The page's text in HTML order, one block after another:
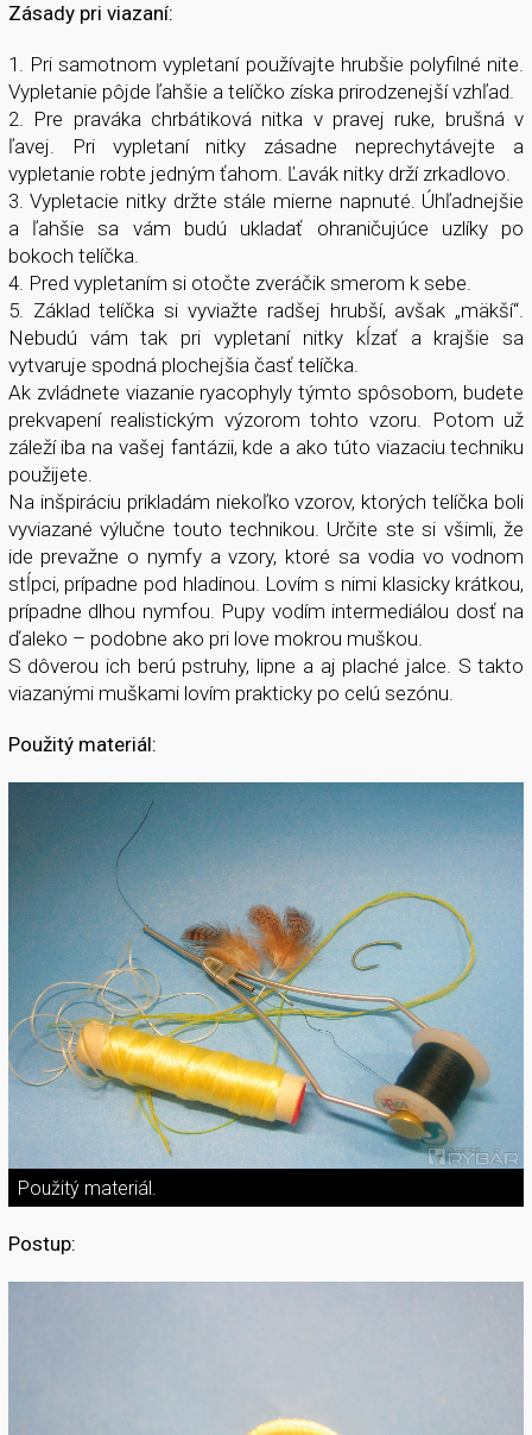
Zásady pri viazaní:
1. Pri samotnom vypletaní používajte hrubšie polyfilné nite.
Vypletanie pôjde ľahšie a telíčko získa prirodzenejší vzhľad.
2. Pre praváka chrbátiková nitka v pravej ruke, brušná v
ľavej. Pri vypletaní nitky zásadne neprechytávejte a
vypletanie robte jedným ťahom. Ľavák nitky drží zrkadlovo.
3. Vypletacie nitky držte stále mierne napnuté. Úhľadnejšie
a ľahšie sa vám budú ukladať ohraničujúce uzlíky po
bokoch telíčka.
4. Pred vypletaním si otočte zveráčik smerom k sebe.
5. Základ telíčka si vyviažte radšej hrubší, avšak „mäkší“.
Nebudú vám tak pri vypletaní nitky kĺzať a krajšie sa
vytvaruje spodná plochejšia časť telíčka.
Ak zvládnete viazanie ryacophyly týmto spôsobom, budete
prekvapení realistickým výzorom tohto vzoru. Potom už
záleží iba na vašej fantázii, kde a ako túto viazaciu techniku
použijete.
Na inšpiráciu prikladám niekoľko vzorov, ktorých telíčka boli
vyviazané výlučne touto technikou. Určite ste si všimli, že
ide prevažne o nymfy a vzory, ktoré sa vodia vo vodnom
stĺpci, prípadne pod hladinou. Lovím s nimi klasicky krátkou,
prípadne dlhou nymfou. Pupy vodím intermediálou dosť na
ďaleko – podobne ako pri love mokrou muškou.
S dôverou ich berú pstruhy, lipne a aj plaché jalce. S takto
viazanými muškami lovím prakticky po celú sezónu.
Použitý materiál:
Použitý materiál.
Postup: